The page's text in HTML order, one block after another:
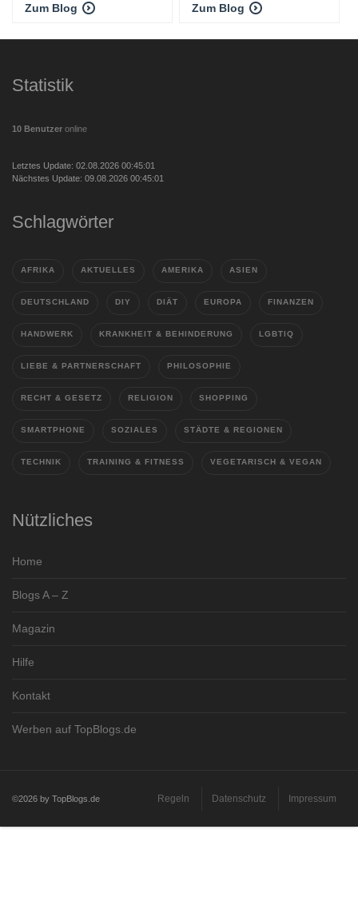
Zum Blog Zum Blog
Statistik
10 Benutzer online
Letztes Update: 02.08.2026 00:45:01
Nächstes Update: 09.08.2026 00:45:01
Schlagwörter
AFRIKA AKTUELLES AMERIKA ASIEN
DEUTSCHLAND DIY DIÄT EUROPA FINANZEN
HANDWERK KRANKHEIT & BEHINDERUNG LGBTIQ
LIEBE & PARTNERSCHAFT PHILOSOPHIE
RECHT & GESETZ RELIGION SHOPPING
SMARTPHONE SOZIALES STÄDTE & REGIONEN
TECHNIK TRAINING & FITNESS VEGETARISCH & VEGAN
Nützliches
Home
Blogs A – Z
Magazin
Hilfe
Kontakt
Werben auf TopBlogs.de
©2026 by TopBlogs.de Regeln Datenschutz Impressum